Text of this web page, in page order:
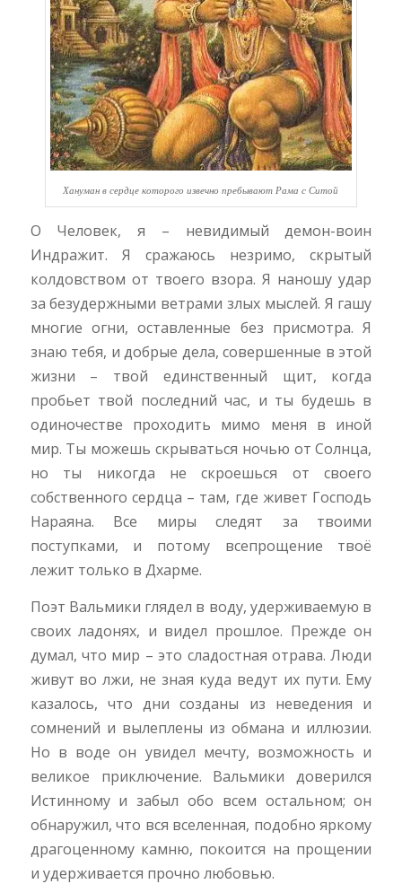
Хануман в сердце которого извечно пребывают Рама с Ситой
О Человек, я – невидимый демон-воин
Индражит. Я сражаюсь незримо, скрытый
колдовством от твоего взора. Я наношу удар
за безудержными ветрами злых мыслей. Я гашу
многие огни, оставленные без присмотра. Я
знаю тебя, и добрые дела, совершенные в этой
жизни – твой единственный щит, когда
пробьет твой последний час, и ты будешь в
одиночестве проходить мимо меня в иной
мир. Ты можешь скрываться ночью от Солнца,
но ты никогда не скроешься от своего
собственного сердца – там, где живет Господь
Нараяна. Все миры следят за твоими
поступками, и потому всепрощение твоё
лежит только в Дхарме.
Поэт Вальмики глядел в воду, удерживаемую в
своих ладонях, и видел прошлое. Прежде он
думал, что мир – это сладостная отрава. Люди
живут во лжи, не зная куда ведут их пути. Ему
казалось, что дни созданы из неведения и
сомнений и вылеплены из обмана и иллюзии.
Но в воде он увидел мечту, возможность и
великое приключение. Вальмики доверился
Истинному и забыл обо всем остальном; он
обнаружил, что вся вселенная, подобно яркому
драгоценному камню, покоится на прощении
и удерживается прочно любовью.